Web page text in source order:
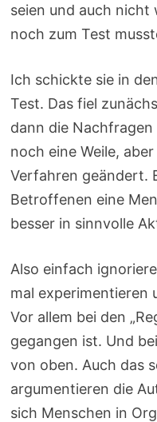
seien und auch nicht
noch zum Test
Ich schickte sie in
Test. Das fiel
dann die
noch eine Weile,
Verfahren geändert.
Betroffenen eine
besser in sinnvolle
Also einfach
mal experimentieren
Vor allem bei den
gegangen ist. Und
von oben. Auch das
argumentieren die
sich Menschen in